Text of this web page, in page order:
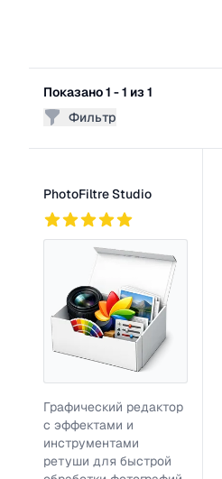
Показано 1 - 1 из 1
Фильтр
PhotoFiltre Studio
Графический редактор
с эффектами и
инструментами
ретуши для быстрой